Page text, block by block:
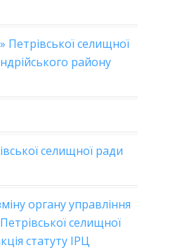
селищної
району
селищної ради
органу управління
селищної
статуту ІРЦ